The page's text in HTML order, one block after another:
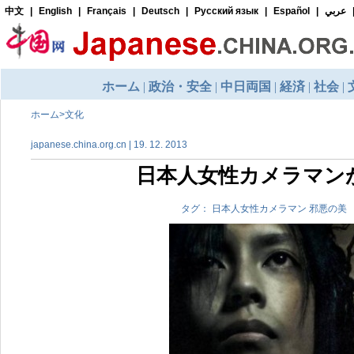
ホーム>文化
japanese.china.org.cn | 19. 12. 2013
日本人女性カメラマ
タグ： 日本人女性カメラマン 邪悪の美